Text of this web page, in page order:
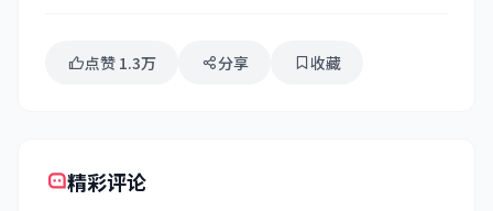
点赞 1.3万 分享 收藏
精彩评论